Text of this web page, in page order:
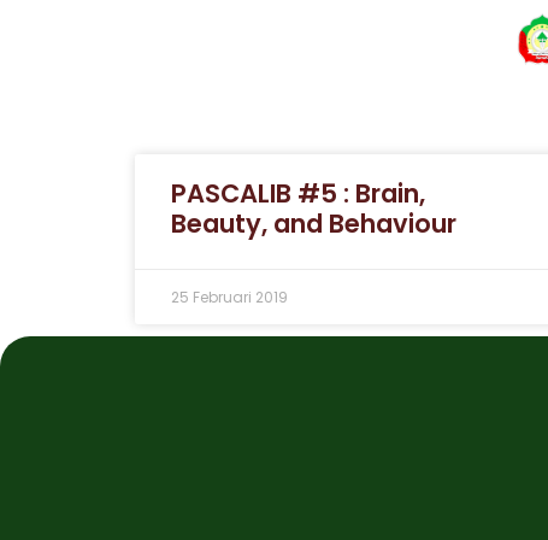
PASCALIB #5 : Brain,
Beauty, and Behaviour
25 Februari 2019